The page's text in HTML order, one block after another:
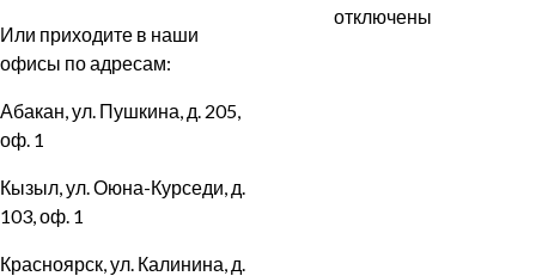
Или приходите в наши
офисы по адресам:
Абакан, ул. Пушкина, д. 205,
оф. 1
Кызыл, ул. Оюна-Курседи, д.
103, оф. 1
Красноярск, ул. Калинина, д.
отключены